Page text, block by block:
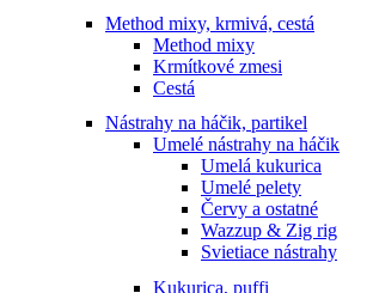
Method mixy, krmivá, cestá
Method mixy
Krmítkové zmesi
Cestá
Nástrahy na háčik, partikel
Umelé nástrahy na háčik
Umelá kukurica
Umelé pelety
Červy a ostatné
Wazzup & Zig rig
Svietiace nástrahy
Kukurica, puffi